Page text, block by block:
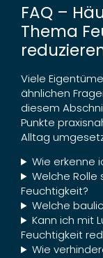
FAQ –
Thema
Viele
ähnlichen
diesem
Punkte
Alltag
Wie erkenne
Welche Rolle
Feuchtigkeit?
Welche
Kann ich mit
Feuchtigkeit
Wie